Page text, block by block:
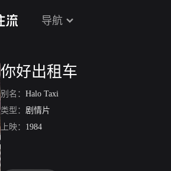
导航
你好出租车
别名： Halo Taxi
类型： 剧情片
上映： 1984